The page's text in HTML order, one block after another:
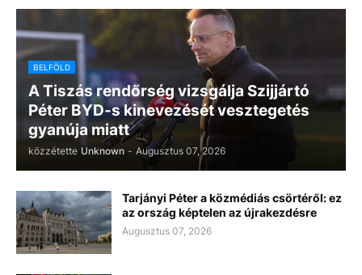
BELFÖLD
A Tiszás rendőrség vizsgálja Szijjártó
Péter BYD-s kinevezését vesztegetés
gyanúja miatt
közzétette Unknown - Augusztus 07, 2026
Tarjányi Péter a közmédiás csörtéről: ez
az ország képtelen az újrakezdésre
Augusztus 07, 2026